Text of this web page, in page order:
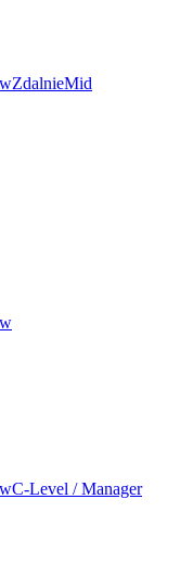
ZdalnieMid
C-Level / Manager